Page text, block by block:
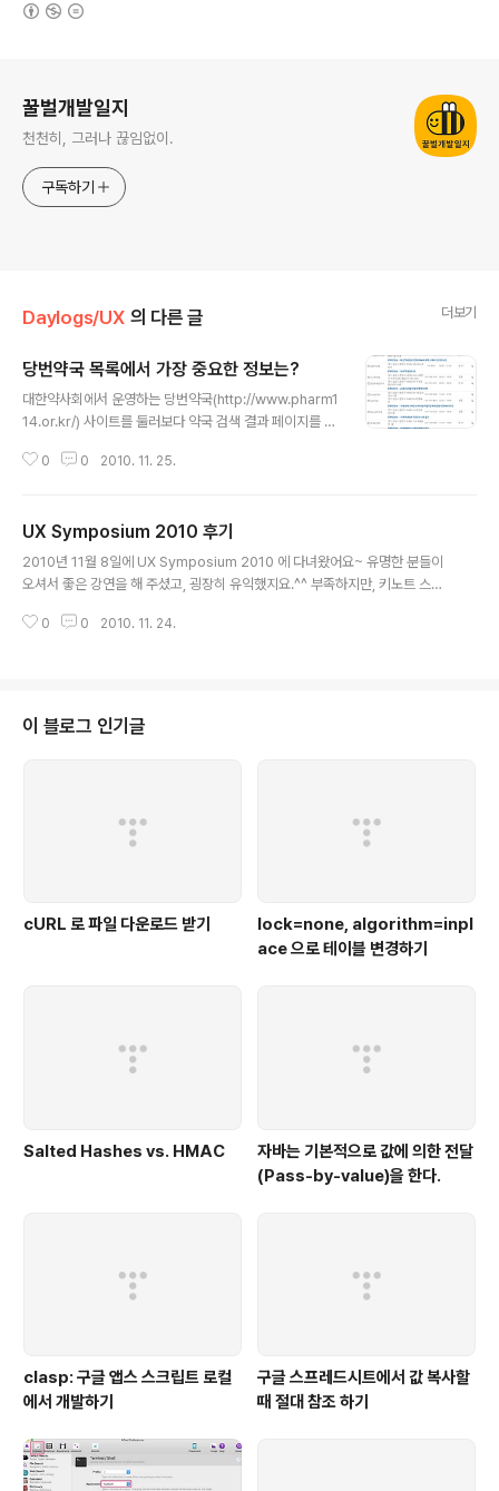
꿀벌개발일지
천천히, 그러나 끊임없이.
구독하기
Daylogs/UX 의 다른 글 더보기
당번약국 목록에서 가장 중요한 정보는?
대한약사회에서 운영하는 당번약국(http://www.pharm1
14.or.kr/) 사이트를 둘러보다 약국 검색 결과 페이지를 보
트에서는 현재 운영 중인 당번약국을 검색하거나, 주말에
아래는 날짜를 입력하고 지역을 선택한 후 검색한 결과 목
록입니다. 위 결과 목록에서 흥미로운 건, 추가로 기재된
"위치정보" 가 눈에 띄게 강조되어 있다는 점입니다. 언뜻
화번호" 내지는 "주소" 일 것 같은데 말이죠. 가까운 약국을
0 0 2010. 11. 25.
UX Symposium 2010 후기
2010년 11월 8일에 UX Symposium 2010 에 다녀왔어요~ 유명한 분들이
오셔서 좋은 강연을 해 주셨고, 굉장히 유익했지요.^^ 부족하지만, 키노트 스피
해봤습니다~ 혹시 제가 잘못 이해한 게 있으면 정정 부탁드립니다.^^; #. 다른
tp://alankang.tistory.com/277 #. 심포지엄 트위터: http:/..
0 0 2010. 11. 24.
이 블로그 인기글
cURL 로 파일 다운로드 받기
lock=none, algorithm=inpl
ace 으로 테이블 변경하기
Salted Hashes vs. HMAC
자바는 기본적으로 값에 의한 전달
(Pass-by-value)을 한다.
clasp: 구글 앱스 스크립트 로컬
에서 개발하기
구글 스프레드시트에서 값 복사할
때 절대 참조 하기